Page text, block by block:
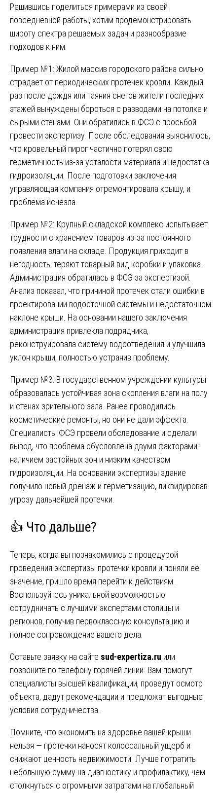
Решившись поделиться примерами из своей
повседневной работы, хотим продемонстрировать
широту спектра решаемых задач и разнообразие
подходов к ним.
Пример №1: Жилой массив городского района сильно
страдает от периодических протечек кровли. Каждый
раз после дождя или таяния снегов жители последних
этажей вынуждены бороться с разводами на потолке и
сырыми стенами. Они обратились в ФСЭ с просьбой
провести экспертизу. После обследования выяснилось,
что кровельный пирог частично потерял свою
герметичность из-за усталости материала и недостатка
гидроизоляции. После подготовки заключения
управляющая компания отремонтировала крышу, и
проблема исчезла.
Пример №2: Крупный складской комплекс испытывает
трудности с хранением товаров из-за постоянного
появления влаги на складе. Продукция приходит в
негодность, теряют товарный вид коробки и упаковка.
Администрация обратилась в ФСЭ за экспертизой.
Анализ показал, что причиной протечек стали ошибки в
проектировании водосточной системы и недостаточном
наклоне крыши. На основании нашего заключения
администрация привлекла подрядчика,
реконструировала систему водоотведения и улучшила
уклон крыши, полностью устранив проблему.
Пример №3: В государственном учреждении культуры
образовалась устойчивая зона скопления влаги на полу
и стенах зрительного зала. Ранее проводились
косметические ремонты, но они не дали эффекта.
Специалисты ФСЭ провели обследование и сделали
вывод, что проблема обусловлена двумя факторами:
наличием застойных зон и низким качеством
гидроизоляции. На основании экспертизы здание
получило новый дренаж и герметизацию, ликвидировав
угрозу дальнейшей протечки.
👍 Что дальше?
Теперь, когда вы познакомились с процедурой
проведения экспертизы протечки кровли и поняли ее
значение, пришло время перейти к действиям.
Воспользуйтесь уникальной возможностью
сотрудничать с лучшими экспертами столицы и
регионов, получив первоклассную консультацию и
полное сопровождение вашего дела.
Оставьте заявку на сайте sud-expertiza.ru или
позвоните по телефону горячей линии. Вам помогут
специалисты высшей квалификации, проведут осмотр
объекта, дадут рекомендации и предложат выгодные
условия сотрудничества.
Помните, что экономить на здоровье вашей крыши
нельзя — протечки наносят колоссальный ущерб и
снижают ценность недвижимости. Лучше потратить
небольшую сумму на диагностику и профилактику, чем
столкнуться с огромными затратами на глобальный